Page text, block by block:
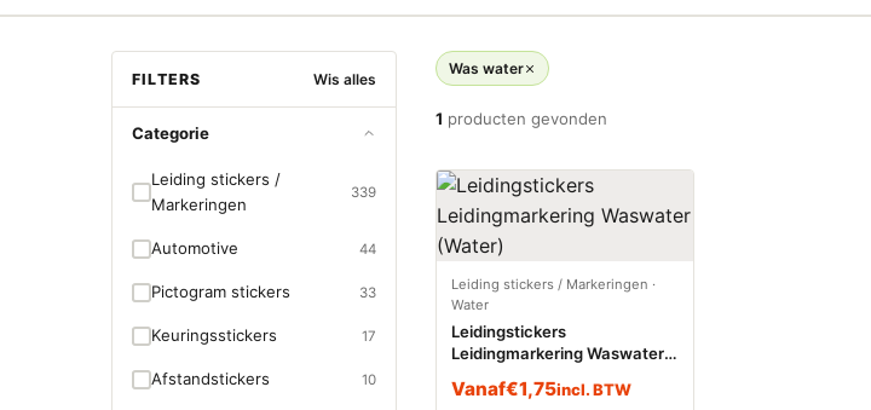
FILTERS Wis alles
Categorie
Leiding stickers /
Markeringen
339
Automotive 44
Pictogram stickers 33
Keuringsstickers 17
Afstandstickers 10
Was water
1 producten gevonden
Leiding stickers / Markeringen ·
Water
Leidingstickers
Leidingmarkering Waswater
Vanaf€1,75incl. BTW